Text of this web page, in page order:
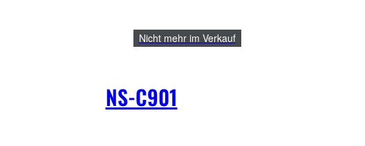
NS-C901
Nicht mehr im Verkauf